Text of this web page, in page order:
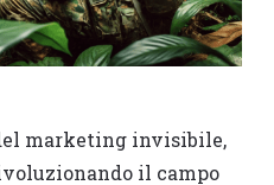
marketing invisibile,
il campo